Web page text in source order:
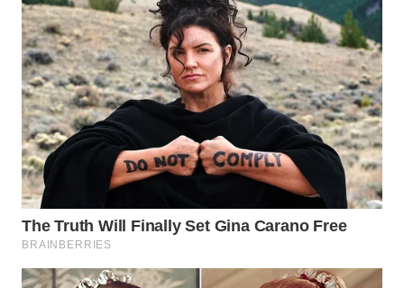
WN
LANGKAT
WN
TAPANULI
SELATAN
TANJUNG
LESUNG
WN